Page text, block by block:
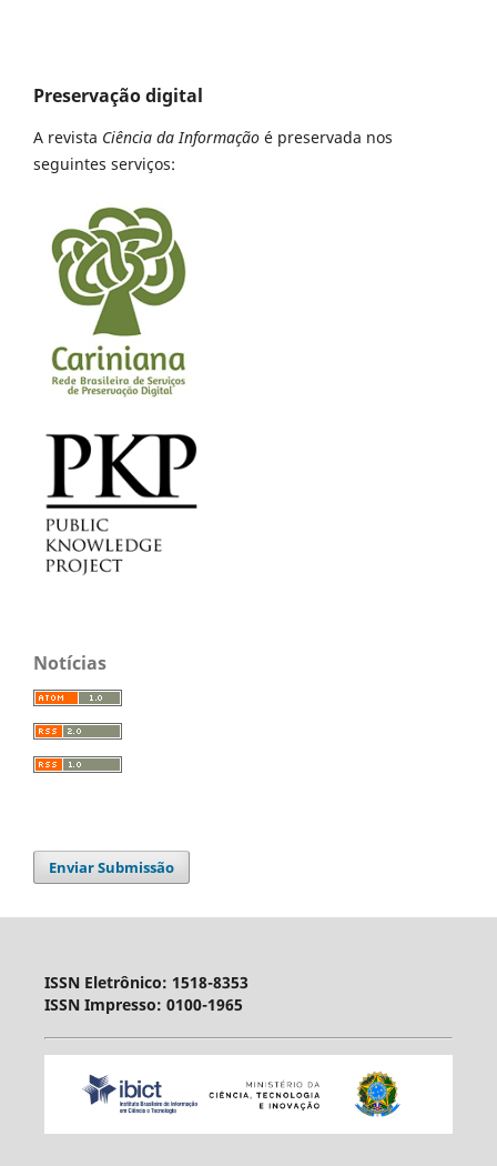
Preservação digital
A revista Ciência da Informação é preservada nos
seguintes serviços:
Notícias
Enviar Submissão
ISSN Eletrônico: 1518-8353
ISSN Impresso: 0100-1965